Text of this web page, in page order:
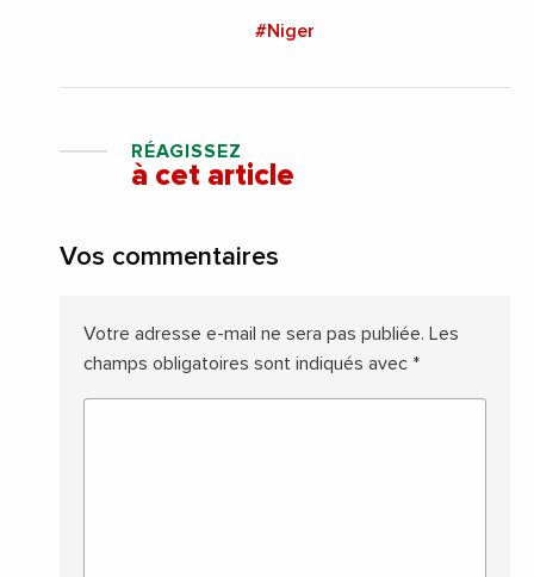
#Niger
RÉAGISSEZ
à cet article
Vos commentaires
Votre adresse e-mail ne sera pas publiée. Les
champs obligatoires sont indiqués avec *